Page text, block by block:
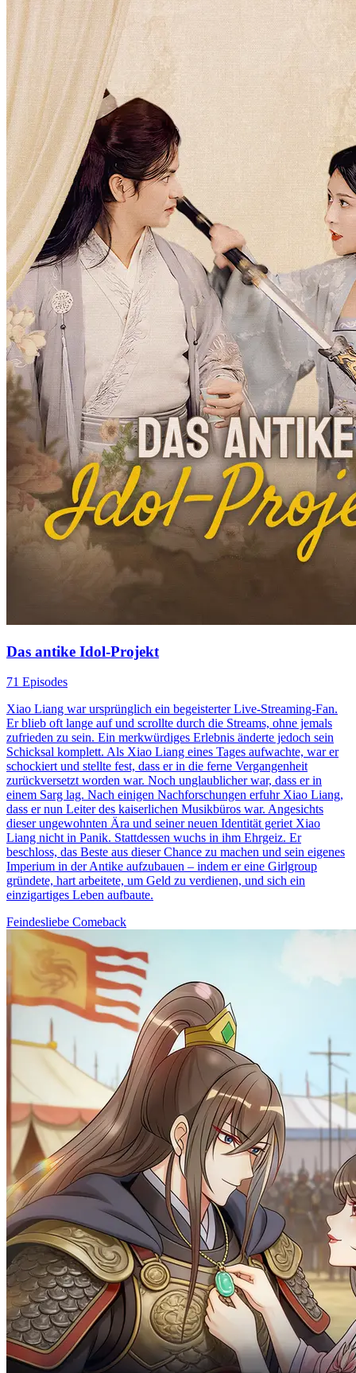
Das antike Idol-Projekt
71 Episodes
Xiao Liang war ursprünglich ein begeisterter Live-Streaming-Fan.
Er blieb oft lange auf und scrollte durch die Streams, ohne jemals
zufrieden zu sein. Ein merkwürdiges Erlebnis änderte jedoch sein
Schicksal komplett. Als Xiao Liang eines Tages aufwachte, war er
schockiert und stellte fest, dass er in die ferne Vergangenheit
zurückversetzt worden war. Noch unglaublicher war, dass er in
einem Sarg lag. Nach einigen Nachforschungen erfuhr Xiao Liang,
dass er nun Leiter des kaiserlichen Musikbüros war. Angesichts
dieser ungewohnten Ära und seiner neuen Identität geriet Xiao
Liang nicht in Panik. Stattdessen wuchs in ihm Ehrgeiz. Er
beschloss, das Beste aus dieser Chance zu machen und sein eigenes
Imperium in der Antike aufzubauen – indem er eine Girlgroup
gründete, hart arbeitete, um Geld zu verdienen, und sich ein
einzigartiges Leben aufbaute.
Feindesliebe Comeback